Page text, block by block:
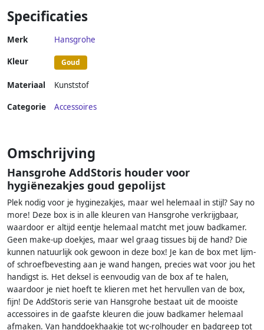
Specificaties
Merk Hansgrohe
Kleur Goud
Materiaal Kunststof
Categorie Accessoires
Omschrijving
Hansgrohe AddStoris houder voor
hygiënezakjes goud gepolijst
Plek nodig voor je hyginezakjes, maar wel helemaal in stijl? Say no
more! Deze box is in alle kleuren van Hansgrohe verkrijgbaar,
waardoor er altijd eentje helemaal matcht met jouw badkamer.
Geen make-up doekjes, maar wel graag tissues bij de hand? Die
kunnen natuurlijk ook gewoon in deze box! Je kan de box met lijm-
of schroefbevesting aan je wand hangen, precies wat voor jou het
handigst is. Het deksel is eenvoudig van de box af te halen,
waardoor je niet hoeft te klieren met het hervullen van de box,
fijn! De AddStoris serie van Hansgrohe bestaat uit de mooiste
accessoires in de gaafste kleuren die jouw badkamer helemaal
afmaken. Van handdoekhaakje tot wc-rolhouder en badgreep tot